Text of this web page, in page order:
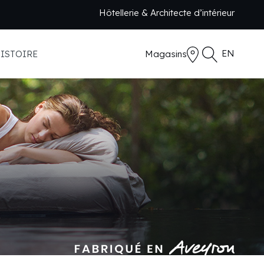
Hôtellerie & Architecte d’intérieur
Magasins EN